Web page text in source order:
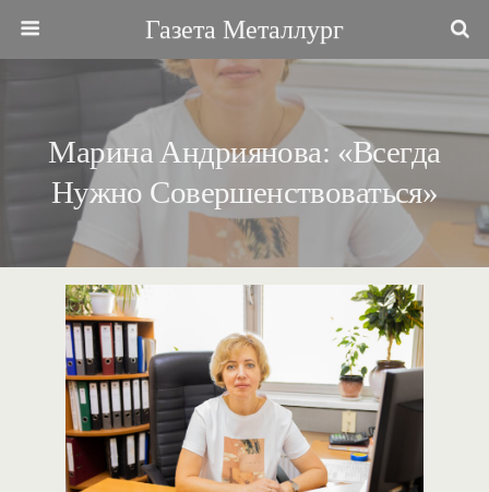
Газета Металлург
Марина Андриянова: «Всегда
Нужно Совершенствоваться»